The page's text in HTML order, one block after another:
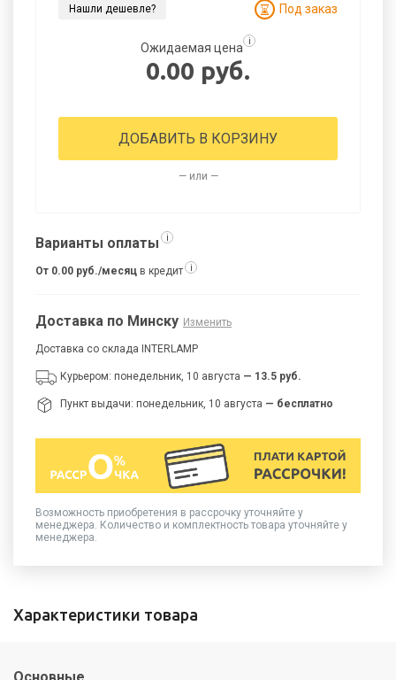
Нашли дешевле? Под заказ
Ожидаемая цена i
0.00 руб.
ДОБАВИТЬ В КОРЗИНУ
— или —
Варианты оплаты i
От 0.00 руб./месяц в кредит i
Доставка по Минску Изменить
Доставка со склада INTERLAMP
Курьером: понедельник, 10 августа — 13.5 руб.
Пункт выдачи: понедельник, 10 августа — бесплатно
Возможность приобретения в рассрочку уточняйте у
менеджера. Количество и комплектность товара уточняйте у
менеджера.
Характеристики товара